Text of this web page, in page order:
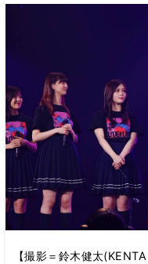
【撮影＝鈴木健太(KENTA